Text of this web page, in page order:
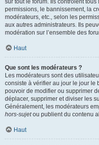
sur tout le forum. Ils contrôlent
permissions, le bannissement, la
modérateurs, etc., selon les
aux autres administrateurs. Ils
modération sur l’ensemble des
Haut
Que sont les modérateurs ?
Les modérateurs sont des
consiste à vérifier au jour le jour le
pouvoir de modifier ou supprimer
déplacer, supprimer et diviser les
Généralement, les modérateurs
hors-sujetou publient du contenu
Haut